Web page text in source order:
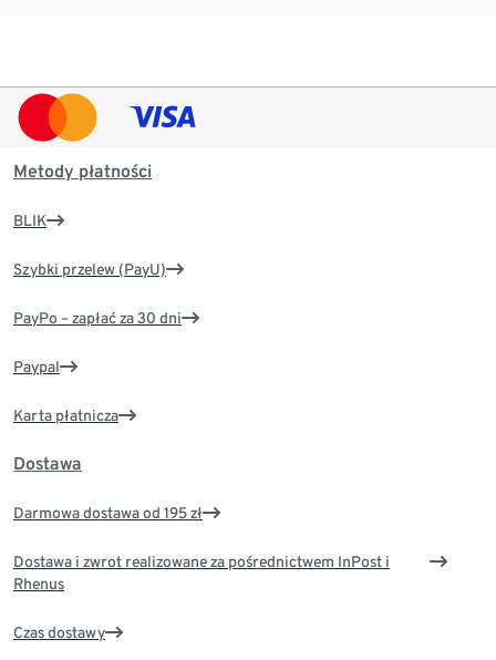
Metody płatności
BLIK
Szybki przelew (PayU)
PayPo – zapłać za 30 dni
Paypal
Karta płatnicza
Dostawa
Darmowa dostawa od 195 zł
Dostawa i zwrot realizowane za pośrednictwem InPost i
Rhenus
Czas dostawy